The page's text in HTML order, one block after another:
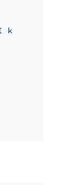
key for Azure: "